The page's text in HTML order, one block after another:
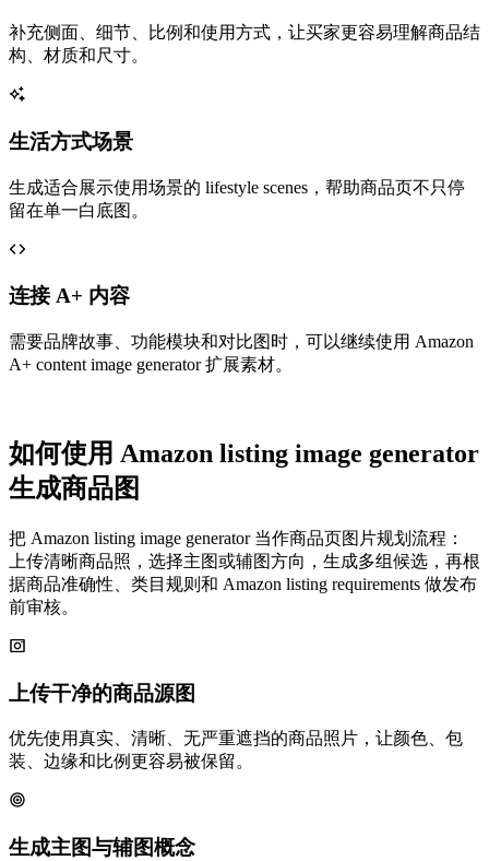
补充侧面、细节、比例和使用方式，让买家更容易理解商品结
构、材质和尺寸。
生活方式场景
生成适合展示使用场景的 lifestyle scenes，帮助商品页不只停
留在单一白底图。
连接 A+ 内容
需要品牌故事、功能模块和对比图时，可以继续使用 Amazon
A+ content image generator 扩展素材。
如何使用 Amazon listing image generator
生成商品图
把 Amazon listing image generator 当作商品页图片规划流程：
上传清晰商品照，选择主图或辅图方向，生成多组候选，再根
据商品准确性、类目规则和 Amazon listing requirements 做发布
前审核。
上传干净的商品源图
优先使用真实、清晰、无严重遮挡的商品照片，让颜色、包
装、边缘和比例更容易被保留。
生成主图与辅图概念